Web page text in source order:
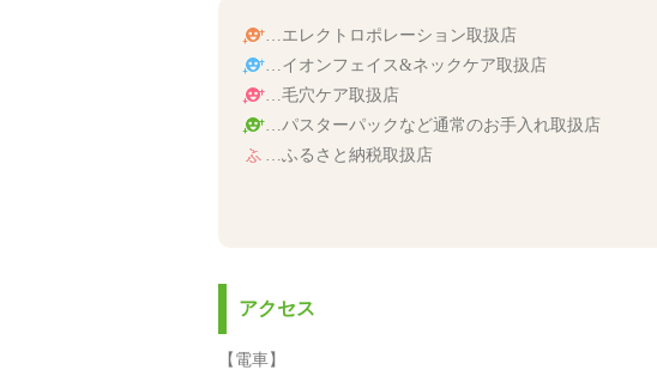
…エレクトロポレーション取扱店
…イオンフェイス&ネックケア取扱店
…毛穴ケア取扱店
…パスターパックなど通常のお手入れ取扱店
…ふるさと納税取扱店
アクセス
【電車】